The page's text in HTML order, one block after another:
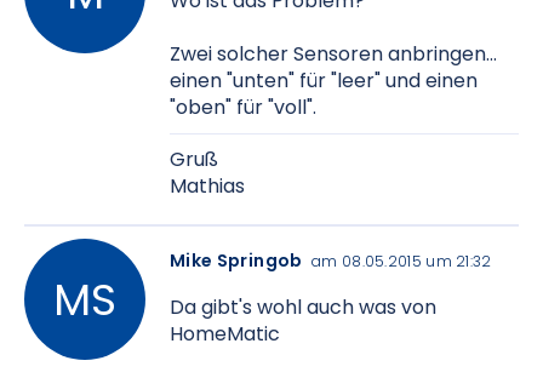
Zwei solcher Sensoren anbringen...
einen "unten" für "leer" und einen
"oben" für "voll".
Gruß
Mathias
Mike Springob am 08.05.2015 um 21:32
Da gibt's wohl auch was von
HomeMatic